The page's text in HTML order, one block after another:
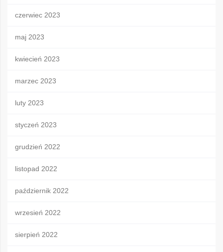
czerwiec 2023
maj 2023
kwiecień 2023
marzec 2023
luty 2023
styczeń 2023
grudzień 2022
listopad 2022
październik 2022
wrzesień 2022
sierpień 2022